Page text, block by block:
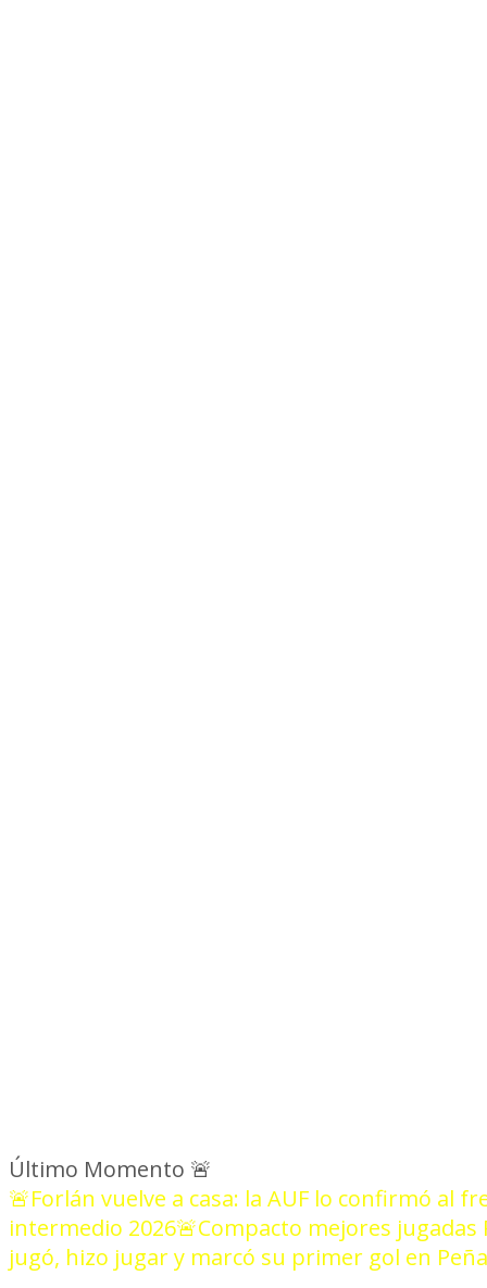
Último Momento 🚨
🚨Forlán vuelve a casa: la AUF lo confirmó al
intermedio 2026🚨Compacto mejores
jugó, hizo jugar y marcó su primer gol en